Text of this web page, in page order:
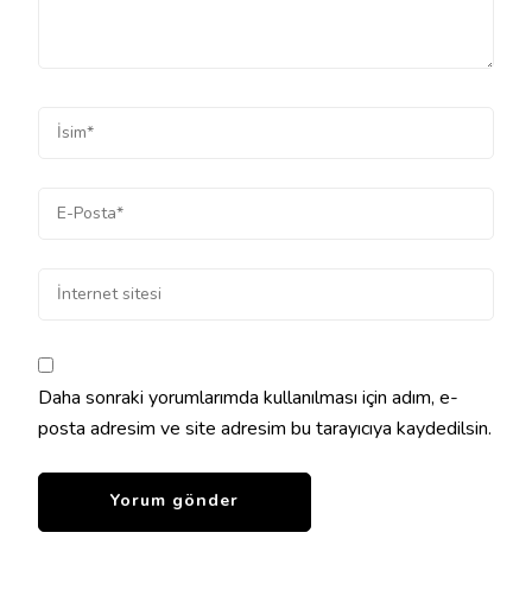
Daha sonraki yorumlarımda kullanılması için adım, e-
posta adresim ve site adresim bu tarayıcıya kaydedilsin.